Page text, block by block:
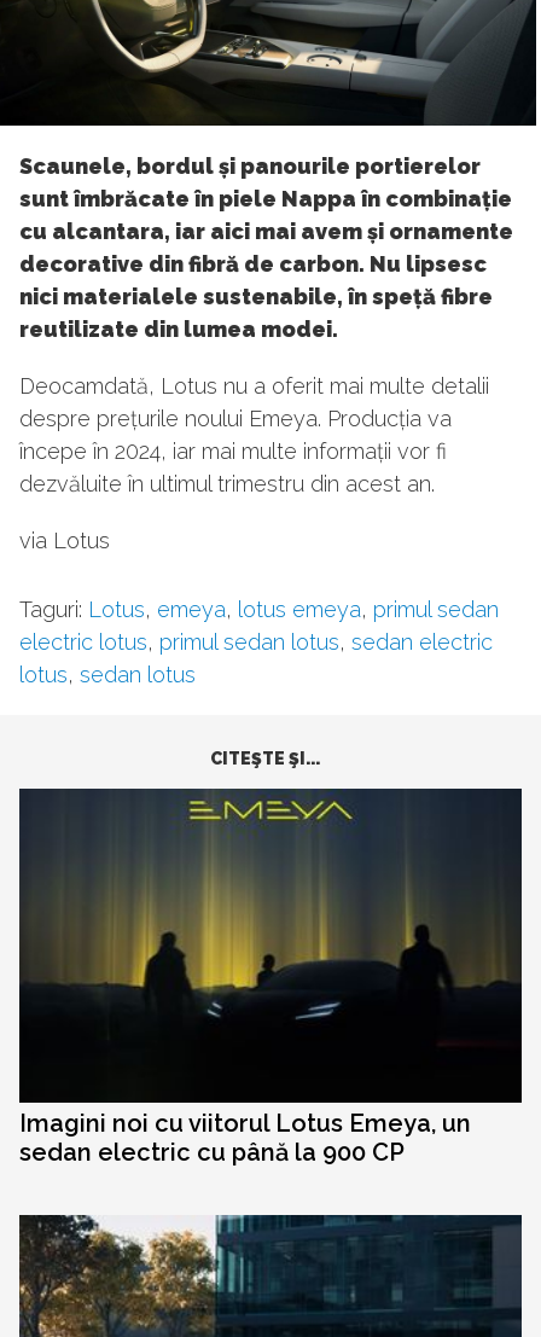
Scaunele, bordul și panourile portierelor
sunt îmbrăcate în piele Nappa în combinație
cu alcantara, iar aici mai avem și ornamente
decorative din fibră de carbon. Nu lipsesc
nici materialele sustenabile, în speță fibre
reutilizate din lumea modei.
Deocamdată, Lotus nu a oferit mai multe detalii
despre prețurile noului Emeya. Producția va
începe în 2024, iar mai multe informații vor fi
dezvăluite în ultimul trimestru din acest an.
via Lotus
Taguri: Lotus, emeya, lotus emeya, primul sedan
electric lotus, primul sedan lotus, sedan electric
lotus, sedan lotus
CITEŞTE ŞI...
Imagini noi cu viitorul Lotus Emeya, un
sedan electric cu până la 900 CP